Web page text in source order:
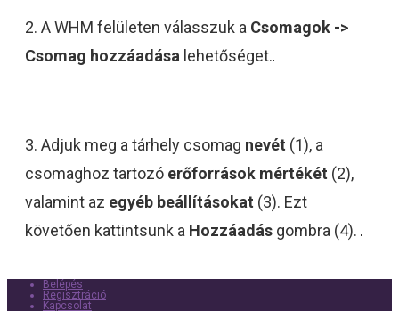
2. A WHM felületen válasszuk a Csomagok ->
Csomag hozzáadása lehetőséget.
3. Adjuk meg a tárhely csomag nevét (1), a
csomaghoz tartozó erőforrások mértékét (2),
valamint az egyéb beállításokat (3). Ezt
követően kattintsunk a Hozzáadás gombra (4).
Belépés
Regisztráció
Kapcsolat